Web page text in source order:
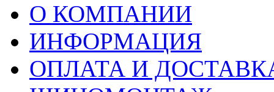
О КОМПАНИИ
ИНФОРМАЦИЯ
ОПЛАТА И